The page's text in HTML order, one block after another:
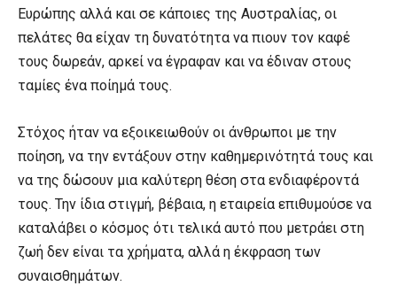
Ευρώπης αλλά και σε κάποιες της Αυστραλίας, οι
πελάτες θα είχαν τη δυνατότητα να πιουν τον καφέ
τους δωρεάν, αρκεί να έγραφαν και να έδιναν στους
ταμίες ένα ποίημά τους.
Στόχος ήταν να εξοικειωθούν οι άνθρωποι με την
ποίηση, να την εντάξουν στην καθημερινότητά τους και
να της δώσουν μια καλύτερη θέση στα ενδιαφέροντά
τους. Την ίδια στιγμή, βέβαια, η εταιρεία επιθυμούσε να
καταλάβει ο κόσμος ότι τελικά αυτό που μετράει στη
ζωή δεν είναι τα χρήματα, αλλά η έκφραση των
συναισθημάτων.